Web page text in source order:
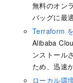
無料のオン
バッグに最
Terraform
Alibaba
ンストール
ため、迅速
ローカル環